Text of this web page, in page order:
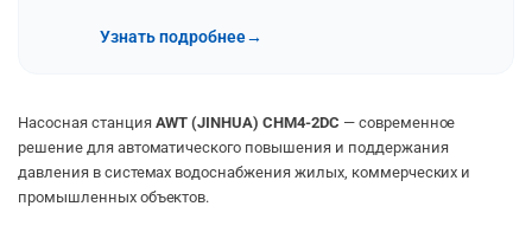
Узнать подробнее→
Насосная станция AWT (JINHUA) CHM4-2DC — современное
решение для автоматического повышения и поддержания
давления в системах водоснабжения жилых, коммерческих и
промышленных объектов.